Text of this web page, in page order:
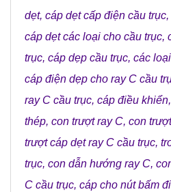
dẹt, cáp dẹt cấp điện cầu trục,
cáp dẹt các loại cho cầu trục,
trục, cáp dẹp cầu trục, các
cáp điện dẹp cho ray C cầu
ray C cầu trục, cáp điều khiển,
thép, con trượt ray C, con
trượt cáp dẹt ray C cầu trục,
trục, con dẫn hướng ray C,
C cầu trục, cáp cho nút bấm